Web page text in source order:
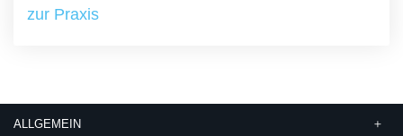
zur Praxis
ALLGEMEIN